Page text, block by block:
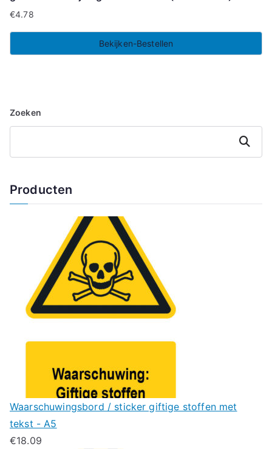
€4.78
Bekijken-Bestellen
Zoeken
Zoeken
Producten
Waarschuwingsbord / sticker giftige stoffen met
tekst - A5
€18.09